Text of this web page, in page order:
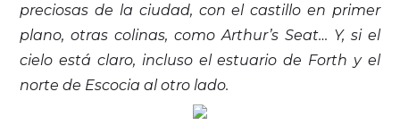
preciosas de la ciudad, con el castillo en primer
plano, otras colinas, como Arthur’s Seat… Y, si el
cielo está claro, incluso el estuario de Forth y el
norte de Escocia al otro lado.